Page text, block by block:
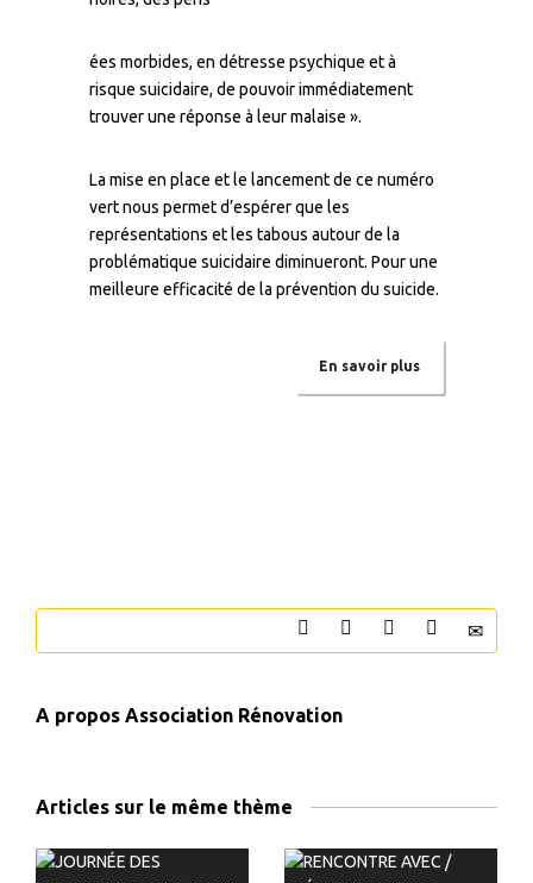
ées morbides, en détresse psychique et à
risque suicidaire, de pouvoir immédiatement
trouver une réponse à leur malaise ».
La mise en place et le lancement de ce numéro
vert nous permet d’espérer que les
représentations et les tabous autour de la
problématique suicidaire diminueront. Pour une
meilleure efficacité de la prévention du suicide.
En savoir plus
A propos Association Rénovation
Articles sur le même thème